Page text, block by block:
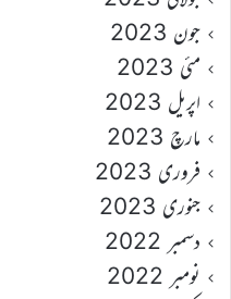
جون 2023
مئی 2023
اپریل 2023
مارچ 2023
فروری 2023
جنوری 2023
دسمبر 2022
نومبر 2022